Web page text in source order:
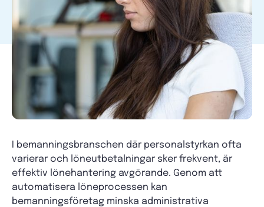
I bemanningsbranschen där personalstyrkan ofta
varierar och löneutbetalningar sker frekvent, är
effektiv lönehantering avgörande. Genom att
automatisera löneprocessen kan
bemanningsföretag minska administrativa